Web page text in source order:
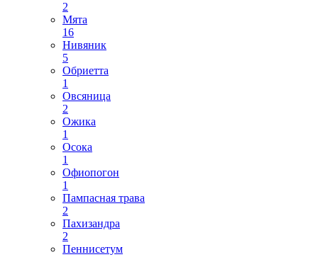
2
Мята
16
Нивяник
5
Обриетта
1
Овсяница
2
Ожика
1
Осока
1
Офиопогон
1
Пампасная трава
2
Пахизандра
2
Пеннисетум